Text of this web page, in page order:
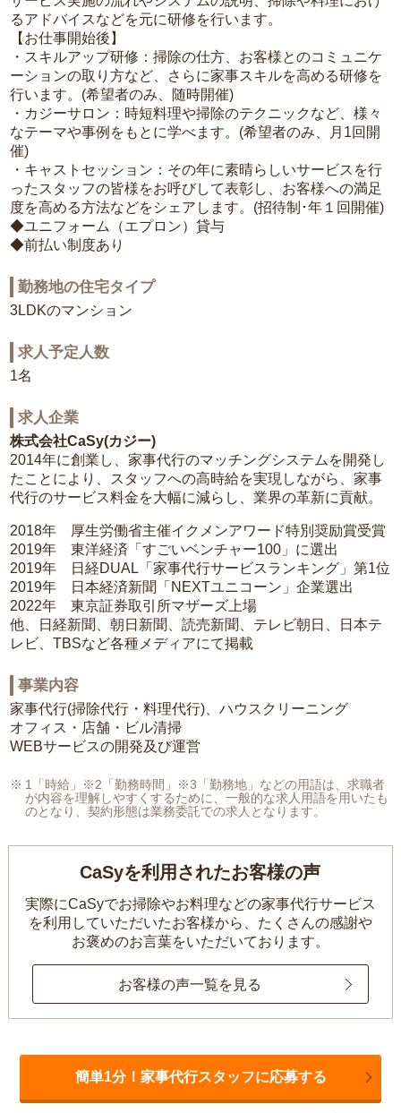
るアドバイスなどを元に研修を行います。
【お仕事開始後】
・スキルアップ研修：掃除の仕方、お客様とのコミュニケ
ーションの取り方など、さらに家事スキルを高める研修を
行います。(希望者のみ、随時開催)
・カジーサロン：時短料理や掃除のテクニックなど、様々
なテーマや事例をもとに学べます。(希望者のみ、月1回開
催)
・キャストセッション：その年に素晴らしいサービスを行
ったスタッフの皆様をお呼びして表彰し、お客様への満足
度を高める方法などをシェアします。(招待制･年１回開催)
◆ユニフォーム（エプロン）貸与
◆前払い制度あり
勤務地の住宅タイプ
3LDKのマンション
求人予定人数
1名
求人企業
株式会社CaSy(カジー)
2014年に創業し、家事代行のマッチングシステムを開発し
たことにより、スタッフへの高時給を実現しながら、家事
代行のサービス料金を大幅に減らし、業界の革新に貢献。
2018年 厚生労働省主催イクメンアワード特別奨励賞受賞
2019年 東洋経済「すごいベンチャー100」に選出
2019年 日経DUAL「家事代行サービスランキング」第1位
2019年 日本経済新聞「NEXTユニコーン」企業選出
2022年 東京証券取引所マザーズ上場
他、日経新聞、朝日新聞、読売新聞、テレビ朝日、日本テ
レビ、TBSなど各種メディアにて掲載
事業内容
家事代行(掃除代行・料理代行)、ハウスクリーニング
オフィス・店舗・ビル清掃
WEBサービスの開発及び運営
1「時給」※2「勤務時間」※3「勤務地」などの用語は、求職者
が内容を理解しやすくするために、一般的な求人用語を用いたも
のとなり、契約形態は業務委託での求人となります。
CaSyを利用されたお客様の声
実際にCaSyでお掃除やお料理などの家事代行サービス
を利用していただいたお客様から、 たくさんの感謝や
お褒めのお言葉をいただいております。
お客様の声一覧を見る
簡単1分！家事代行スタッフに応募する